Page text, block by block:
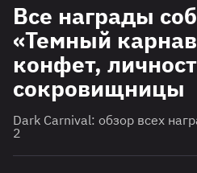
Все награды
«Темный
конфет,
сокровищницы
Dark Carnival: обзор всех
2